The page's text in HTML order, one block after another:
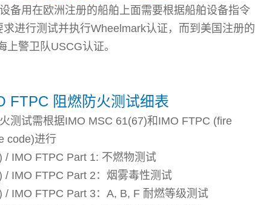
备用在欧洲注册的船舶上面需要根据船舶设备指令
求进行测试并执行Wheelmark认证，而到美国注册的
上警卫队USCG认证。
FTPC 阻燃防火测试细表
测试需根据IMO MSC 61(67)和IMO FTPC (fire
code)进行
/ IMO FTPC Part 1: 不燃物测试
/ IMO FTPC Part 2：烟雾毒性测试
/ IMO FTPC Part 3：A, B, F 耐燃等级测试